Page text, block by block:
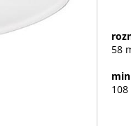
58
108